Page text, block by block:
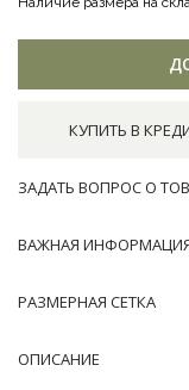
КУПИТЬ В
ЗАДАТЬ ВОПРОС О
ВАЖНАЯ
РАЗМЕРНАЯ СЕТКА
ОПИСАНИЕ